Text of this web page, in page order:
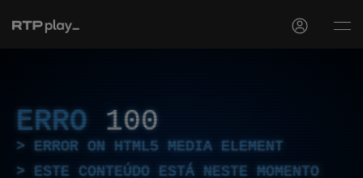
ERRO 100
ERROR ON HTML5 MEDIA ELEMENT
ESTE CONTEÚDO ESTÁ NESTE MOMENTO